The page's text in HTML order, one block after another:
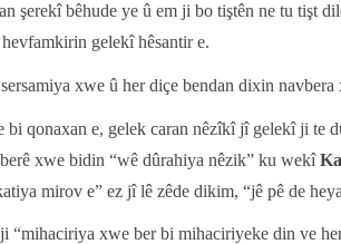
şerekî bêhude ye û em ji bo tiştên ne tu tişt
gelekî hêsantir e.
xwe û her diçe bendan dixin
bi qonaxan e, gelek caran nêzîkî jî gelekî ji te
xwe bidin “wê dûrahiya nêzik” ku wekî
mirov e” ez jî lê zêde dikim, “jê pê de
“mihaciriya xwe ber bi mihaciriyeke din ve